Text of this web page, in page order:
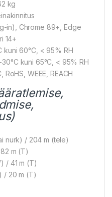
kg
in), Chrome 89+, Edge
14+
kuni 60°C, < 95% RH
-30°C kuni 65°C, < 95% RH
RoHS, WEEE, REACH
nurk) / 204 m (tele)
m (T)
/ 41 m (T)
/ 20 m (T)